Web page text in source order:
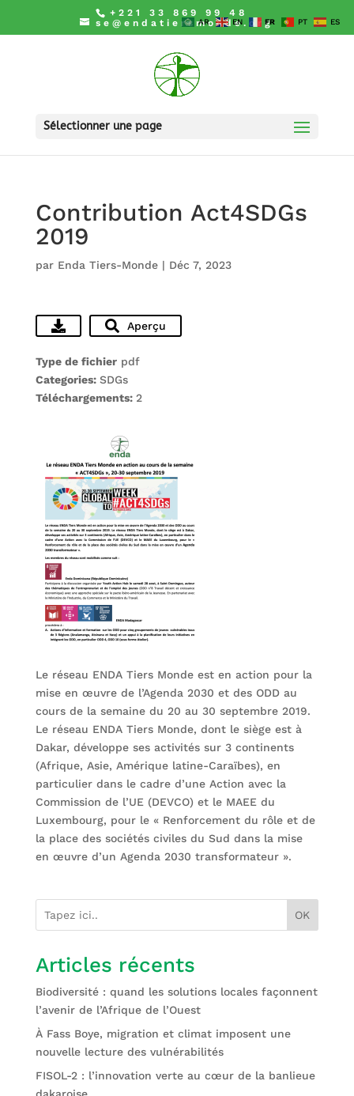
+221 33 869 99 48
se@endatiersmonde.org
Sélectionner une page
Contribution Act4SDGs
2019
par Enda Tiers-Monde| Déc 7, 2023
Le réseau ENDA Tiers Monde est en action pour la
mise en œuvre de l’Agenda 2030 et des ODD au
cours de la semaine du 20 au 30 septembre 2019.
Le réseau ENDA Tiers Monde, dont le siège est à
Dakar, développe ses activités sur 3 continents
(Afrique, Asie, Amérique latine-Caraïbes), en
particulier dans le cadre d’une Action avec la
Commission de l’UE (DEVCO) et le MAEE du
Luxembourg, pour le « Renforcement du rôle et de
la place des sociétés civiles du Sud dans la mise
en œuvre d’un Agenda 2030 transformateur ».
Aperçu
Type de fichierpdf
Categories: SDGs
Téléchargements: 2
OK
Articles récents
Biodiversité : quand les solutions locales façonnent
l’avenir de l’Afrique de l’Ouest
À Fass Boye, migration et climat imposent une
nouvelle lecture des vulnérabilités
FISOL-2 : l’innovation verte au cœur de la banlieue
AR EN FR PT ES